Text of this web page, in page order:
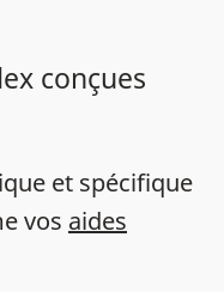
conçues
et spécifique
vos aides